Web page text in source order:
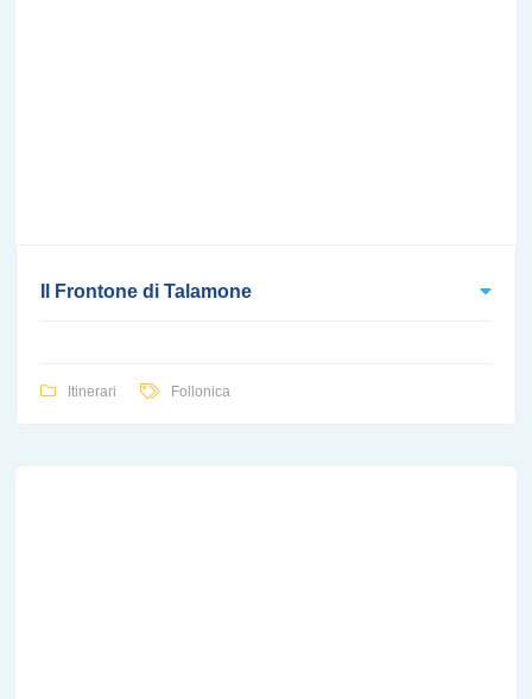
Il Frontone di Talamone
Itinerari Follonica